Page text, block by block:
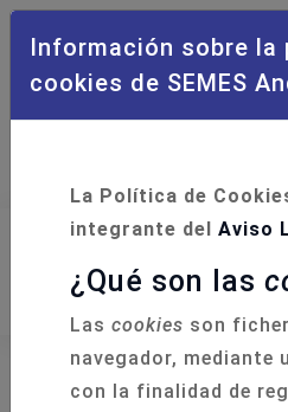
Campus
Información sobre la
cookies de SEMES
La Política de
integrante del Aviso
¿Qué son las
Las cookies son
navegador, mediante
con la finalidad de